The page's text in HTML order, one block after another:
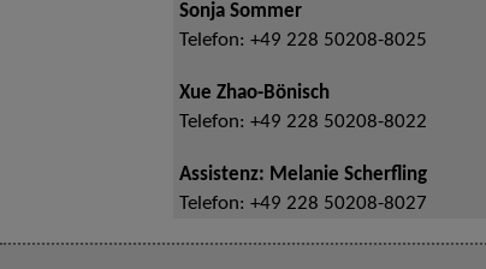
Sonja Sommer
Telefon: +49 228 50208-8025
Xue Zhao-Bönisch
Telefon: +49 228 50208-8022
Assistenz: Melanie Scherfling
Telefon: +49 228 50208-8027